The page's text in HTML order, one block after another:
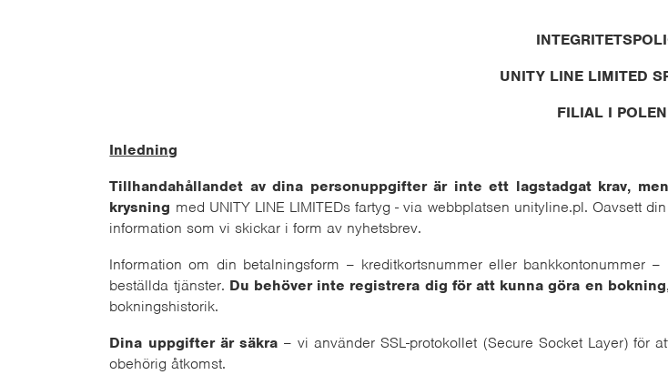
UNITY LINE LIMITED
FILIAL I POLEN
Inledning
Tillhandahållandet av dina personuppgifter är inte ett lagstadgat krav,
krysning med UNITY LINE LIMITEDs fartyg - via webbplatsen unityline.pl. Oavsett
information som vi skickar i form av nyhetsbrev.
Information om din betalningsform – kreditkortsnummer eller bankkontonummer
beställda tjänster. Du behöver inte registrera dig för att kunna göra en bokning
bokningshistorik.
Dina uppgifter är säkra– vi använder SSL-protokollet (Secure Socket Layer) för
obehörig åtkomst.